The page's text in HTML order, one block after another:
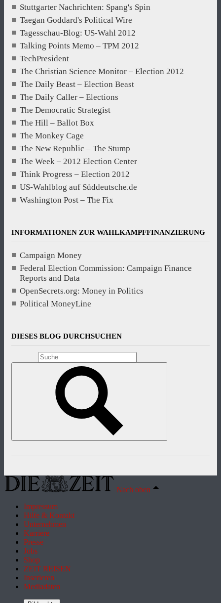
Stuttgarter Nachrichten: Spang's Spin
Taegan Goddard's Political Wire
Tagesschau-Blog: US-Wahl 2012
Talking Points Memo – TPM 2012
TechPresident
The Christian Science Monitor – Election 2012
The Daily Beast – Election Beast
The Daily Caller – Elections
The Democratic Strategist
The Hill – Ballot Box
The Monkey Cage
The New Republic – The Stump
The Week – 2012 Election Center
Think Progress – Election 2012
US-Wahlblog auf Süddeutsche.de
Washington Post – The Fix
INFORMATIONEN ZUR WAHLKAMPFFINANZIERUNG
Campaign Money
Federal Election Commission: Campaign Finance
Reports and Data
OpenSecrets.org: Money in Politics
Political MoneyLine
DIESES BLOG DURCHSUCHEN
Nach oben
Impressum
Hilfe & Kontakt
Unternehmen
Karriere
Presse
Jobs
Shop
ZEIT REISEN
Inserieren
Mediadaten